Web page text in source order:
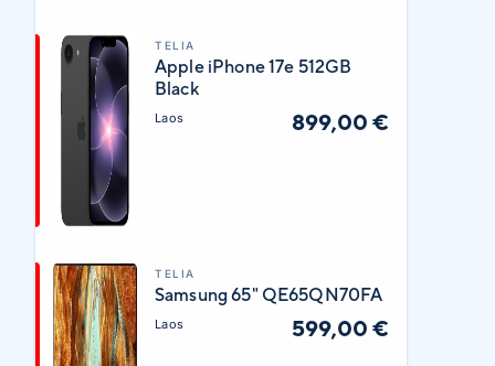
TELIA
Apple iPhone 17e 512GB
Black
Laos 899,00 €
TELIA
Samsung 65" QE65QN70FA
Laos 599,00 €